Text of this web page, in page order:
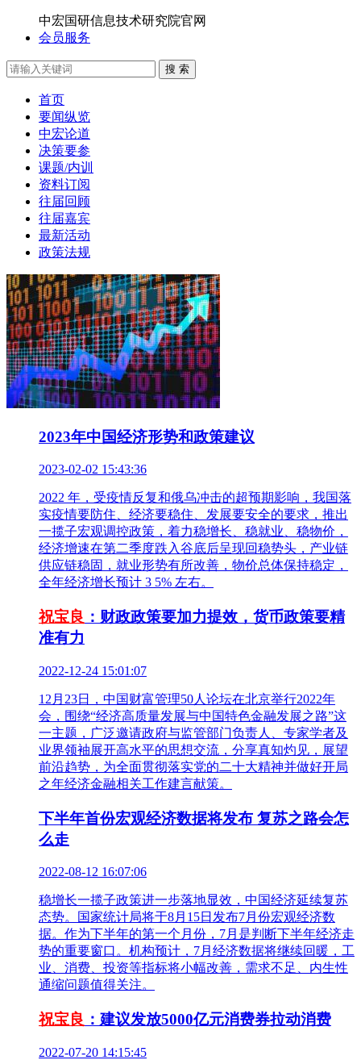
中宏国研信息技术研究院官网
会员服务
搜 索
首页
要闻纵览
中宏论道
决策要参
课题/内训
资料订阅
往届回顾
往届嘉宾
最新活动
政策法规
2023年中国经济形势和政策建议
2023-02-02 15:43:36
2022 年，受疫情反复和俄乌冲击的超预期影响，我国落
实疫情要防住、经济要稳住、发展要安全的要求，推出
一揽子宏观调控政策，着力稳增长、稳就业、稳物价，
经济增速在第二季度跌入谷底后呈现回稳势头，产业链
供应链稳固，就业形势有所改善，物价总体保持稳定，
全年经济增长预计 3 5% 左右。
祝宝良 ：财政政策要加力提效，货币政策要精
准有力
2022-12-24 15:01:07
12月23日，中国财富管理50人论坛在北京举行2022年
会，围绕“经济高质量发展与中国特色金融发展之路”这
一主题，广泛邀请政府与监管部门负责人、专家学者及
业界领袖展开高水平的思想交流，分享真知灼见，展望
前沿趋势，为全面贯彻落实党的二十大精神并做好开局
之年经济金融相关工作建言献策。
下半年首份宏观经济数据将发布 复苏之路会怎
么走
2022-08-12 16:07:06
稳增长一揽子政策进一步落地显效，中国经济延续复苏
态势。国家统计局将于8月15日发布7月份宏观经济数
据。作为下半年的第一个月份，7月是判断下半年经济走
势的重要窗口。机构预计，7月经济数据将继续回暖，工
业、消费、投资等指标将小幅改善，需求不足、内生性
通缩问题值得关注。
祝宝良 ：建议发放5000亿元消费券拉动消费
2022-07-20 14:15:45